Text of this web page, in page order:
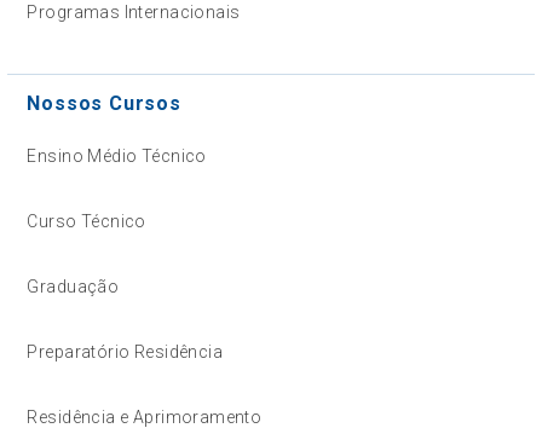
Programas Internacionais
Nossos Cursos
Ensino Médio Técnico
Curso Técnico
Graduação
Preparatório Residência
Residência e Aprimoramento